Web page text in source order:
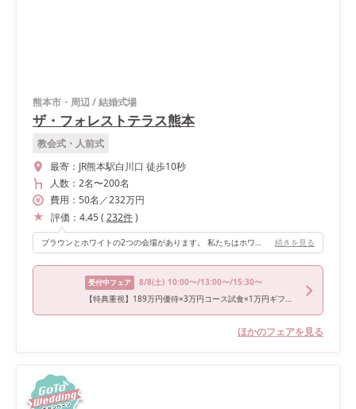
熊本市・周辺/結婚式場
ザ・フォレストテラス熊本
教会式・人前式
最寄： JR熊本駅白川口 徒歩10秒
人数： 2名〜200名
費用： 50名 ／232万円
評価： 4.45( 232件)
ブラウンとホワイトの2つの会場があります。 私たちはホワイトの雰囲気が好きだったので、ホワイトを選びました。 広さもかなり広く、程よい距離感で席を配置することが出来ました。 続きを見る
受付中フェア 8/8(土) 10:00〜/13:00〜/15:30〜
【特典重視】189万円優待×3万円コース試食×1万円ギフト券付
ほかのフェアを見る